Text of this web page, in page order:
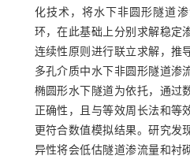
化技术，将水下非圆形隧道
环，在此基础上分别求解稳定
连续性原则进行联立求解，推
多孔介质中水下非圆形隧道渗
椭圆形水下隧道为依托，通过
正确性，且与等效周长法和等
更符合数值模拟结果。研究发
异性将会低估隧道渗流量和衬